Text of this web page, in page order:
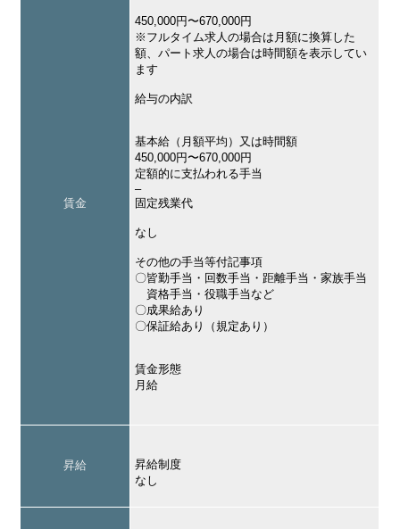
賃金
450,000円〜670,000円
※フルタイム求人の場合は月額に換算した
額、パート求人の場合は時間額を表示してい
ます
給与の内訳
基本給（月額平均）又は時間額
450,000円〜670,000円
定額的に支払われる手当
–
固定残業代
なし
その他の手当等付記事項
〇皆勤手当・回数手当・距離手当・家族手当
資格手当・役職手当など
〇成果給あり
〇保証給あり（規定あり）
賃金形態
月給
昇給
昇給制度
なし